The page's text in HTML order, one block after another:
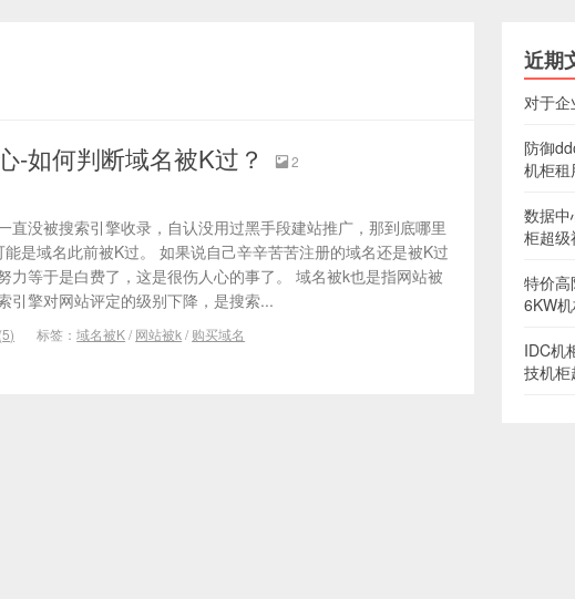
-如何判断域名被K过？  2
直没被搜索引擎收录，自认没用过黑手段建站推广，那到底哪里
是域名此前被K过。 如果说自己辛辛苦苦注册的域名还是被K过
力等于是白费了，这是很伤人心的事了。 域名被k也是指网站被
引擎对网站评定的级别下降，是搜索...
5) 标签：域名被K/ 网站被k / 购买域名
近期
对于企
防御
机柜
数据
柜超
特价
6KW
IDC机
技机柜